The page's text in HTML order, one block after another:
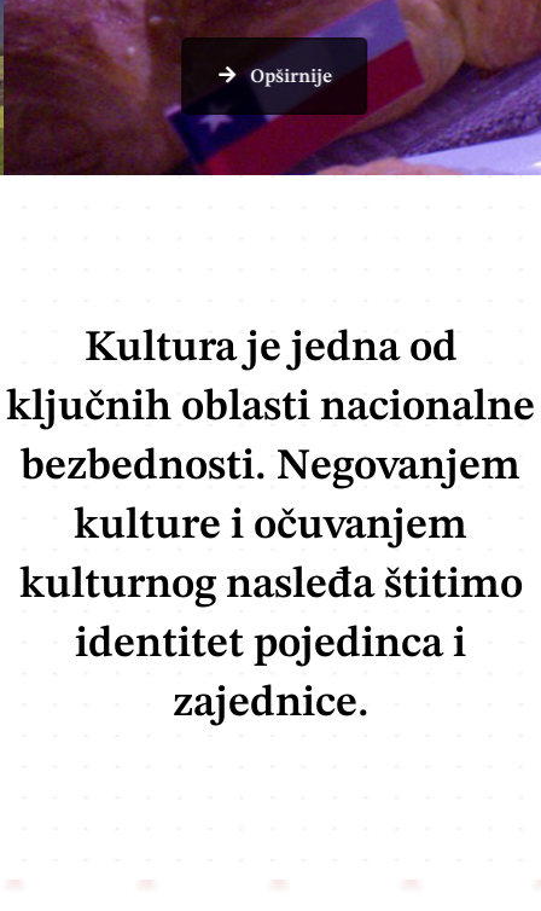
Opširnije
Kultura je jedna od
ključnih oblasti nacionalne
bezbednosti. Negovanjem
kulture i očuvanjem
kulturnog nasleđa štitimo
identitet pojedinca i
zajednice.